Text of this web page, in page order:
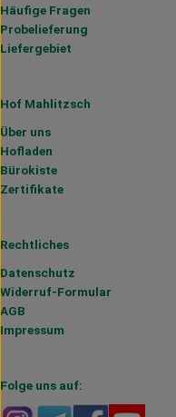
Häufige Fragen
Probelieferung
Liefergebiet
Hof Mahlitzsch
Über uns
Hofladen
Bürokiste
Zertifikate
Rechtliches
Datenschutz
Widerruf-Formular
AGB
Impressum
Folge uns auf: